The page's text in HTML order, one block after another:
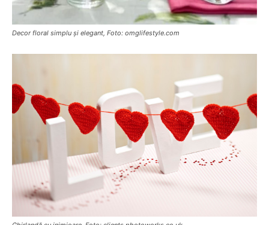
Decor floral simplu și elegant, Foto: omglifestyle.com